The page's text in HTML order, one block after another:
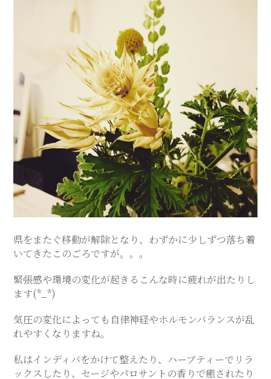
門
エ
ス
テ
サ
ロ
ン
｜
SAYU
CHIGASAKI
SALON
県をまたぐ移動が解除となり、わずかに少しずつ落ち着
いてきたこのごろですが。。。
緊張感や環境の変化が起きるこんな時に疲れが出たりし
ます(*_*)
気圧の変化によっても自律神経やホルモンバランスが乱
れやすくなりますね。
私はインディバをかけて整えたり、ハーブティーでリラ
ックスしたり、セージやパロサントの香りで癒されたり